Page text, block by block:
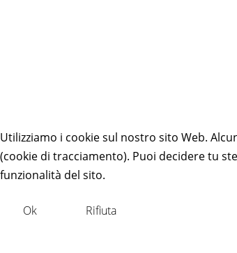
Utilizziamo i cookie sul nostro sito Web.
(cookie di tracciamento). Puoi decidere tu
funzionalità del sito.
Ok
Rifiuta